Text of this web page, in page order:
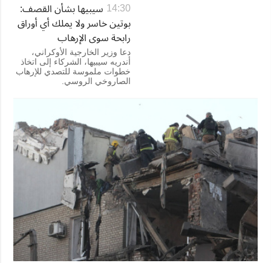
14:30 سيبيها بشأن القصف:
بوتين خاسر ولا يملك أي أوراق
رابحة سوى الإرهاب
دعا وزير الخارجية الأوكراني،
أندريه سيبيها، الشركاء إلى اتخاذ
خطوات ملموسة للتصدي للإرهاب
الصاروخي الروسي.